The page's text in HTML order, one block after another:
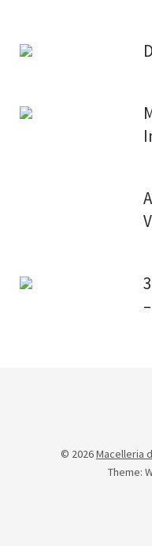
© 2026Macelleria
Theme: